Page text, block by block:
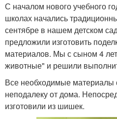
С началом нового учебного
школах начались
сентябре в нашем детском
предложили изготовить
материалов. Мы с сыном 4
животные" и решили
Все необходимые материалы
неподалеку от дома.
изготовили из шишек.